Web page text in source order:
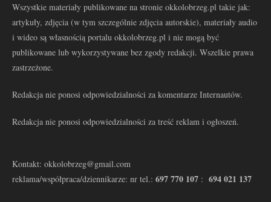
Wszystkie materiały publikowane na stronie okkolobrzeg.pl takie jak:
artykuły, zdjęcia (w tym szczególnie zdjęcia autorskie), materiały audio
i wideo są własnością portalu okkolobrzeg.pl i nie mogą być
publikowane lub wykorzystywane bez zgody redakcji. Wszelkie prawa
zastrzeżone.
Redakcja nie ponosi odpowiedzialności za komentarze Internautów.
Redakcja nie ponosi odpowiedzialności za treść reklam i ogłoszeń.
Kontakt: okkolobrzeg@gmail.com
reklama/współpraca/dziennikarze: nr tel.: 697 770 107 : 694 021 137